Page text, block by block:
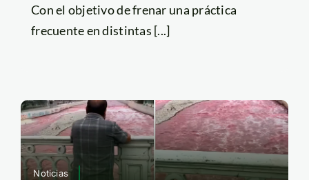
Con el objetivo de frenar una práctica
frecuente en distintas [...]
Noticias